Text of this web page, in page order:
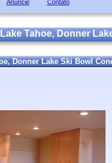
Anuncie Contato
Lake Tahoe, Donner
Donner Lake Ski Bowl